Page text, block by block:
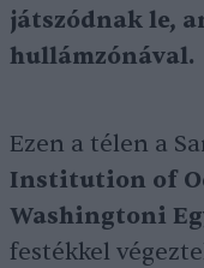
játszódnak le,
hullámzónával.
Ezen a télen a
Institution of
Washingtoni
festékkel